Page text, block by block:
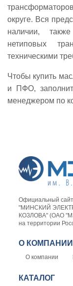
округе. Вся
наличии,
нетиповых
техническими
Чтобы купить
и ПФО,
менеджером по
Официальный сайт
"МИНСКИЙ
КОЗЛОВА" (ОАО
на территории
О КОМПАНИИ
О компании
КАТАЛОГ